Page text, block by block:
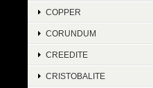
COPPER
CORUNDUM
CREEDITE
CRISTOBALITE